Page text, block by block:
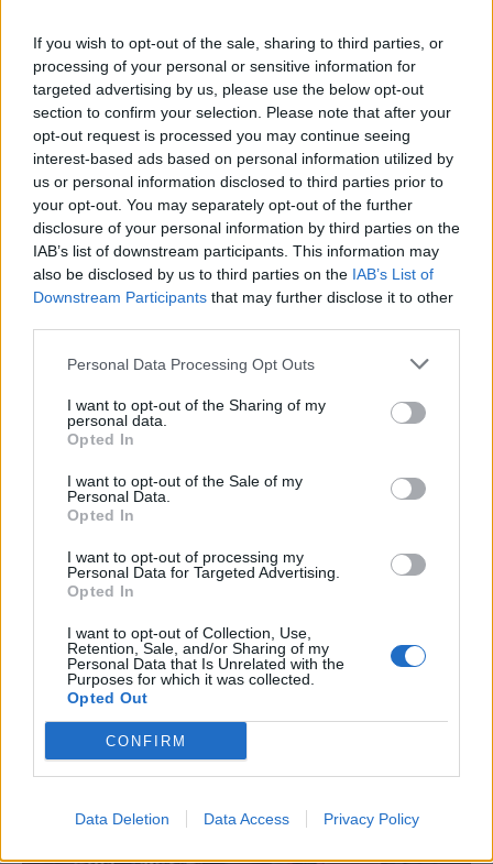
If you wish to opt-out of the sale, sharing to third parties, or
processing of your personal or sensitive information for
targeted advertising by us, please use the below opt-out
section to confirm your selection. Please note that after your
opt-out request is processed you may continue seeing
interest-based ads based on personal information utilized by
us or personal information disclosed to third parties prior to
your opt-out. You may separately opt-out of the further
disclosure of your personal information by third parties on the
IAB’s list of downstream participants. This information may
also be disclosed by us to third parties on the IAB’s List of
Downstream Participants that may further disclose it to other
Personal Data Processing Opt Outs
I want to opt-out of the Sharing of my
personal data.
Opted In
I want to opt-out of the Sale of my
Personal Data.
Opted In
I want to opt-out of processing my
Personal Data for Targeted Advertising.
Opted In
I want to opt-out of Collection, Use,
Retention, Sale, and/or Sharing of my
Personal Data that Is Unrelated with the
Purposes for which it was collected.
Opted Out
CONFIRM
Data Deletion Data Access Privacy Policy